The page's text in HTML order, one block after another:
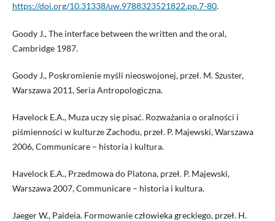
https://doi.org/10.31338/uw.9788323521822.pp.7-80.
Goody J., The interface between the written and the oral,
Cambridge 1987.
Goody J., Poskromienie myśli nieoswojonej, przeł. M. Szuster,
Warszawa 2011, Seria Antropologiczna.
Havelock E.A., Muza uczy się pisać. Rozważania o oralności i
piśmienności w kulturze Zachodu, przeł. P. Majewski, Warszawa
2006, Communicare – historia i kultura.
Havelock E.A., Przedmowa do Platona, przeł. P. Majewski,
Warszawa 2007, Communicare – historia i kultura.
Jaeger W., Paideia. Formowanie człowieka greckiego, przeł. H.